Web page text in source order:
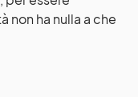
non ha nulla a che